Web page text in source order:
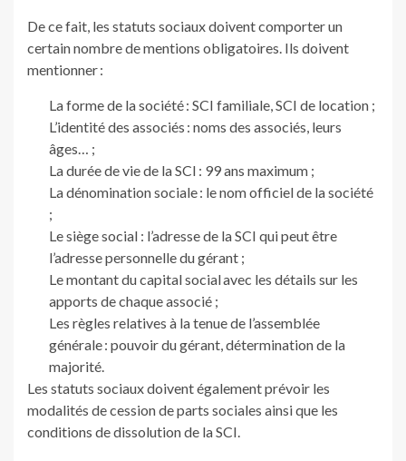
De ce fait, les statuts sociaux doivent comporter un
certain nombre de mentions obligatoires. Ils doivent
mentionner :
La forme de la société : SCI familiale, SCI de location ;
L’identité des associés : noms des associés, leurs
âges… ;
La durée de vie de la SCI : 99 ans maximum ;
La dénomination sociale : le nom officiel de la société
;
Le siège social : l’adresse de la SCI qui peut être
l’adresse personnelle du gérant ;
Le montant du capital social avec les détails sur les
apports de chaque associé ;
Les règles relatives à la tenue de l’assemblée
générale : pouvoir du gérant, détermination de la
majorité.
Les statuts sociaux doivent également prévoir les
modalités de cession de parts sociales ainsi que les
conditions de dissolution de la SCI.